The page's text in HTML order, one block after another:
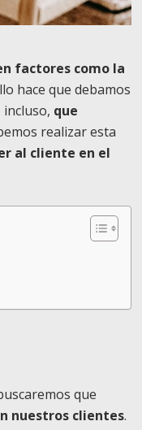
factores como la
hace que debamos
que
realizar esta
al cliente en el
que
nuestros clientes.